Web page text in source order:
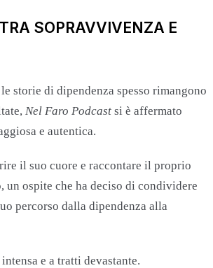
SOPRAVVIVENZA E
storie di dipendenza spesso rimangono
Nel Faro Podcast si è affermato
e autentica.
il suo cuore e raccontare il proprio
un ospite che ha deciso di condividere
percorso dalla dipendenza alla
e a tratti devastante.